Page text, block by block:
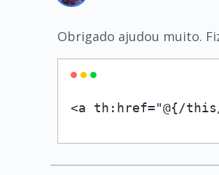
Obrigado ajudou muito.
<a th:href="@{/